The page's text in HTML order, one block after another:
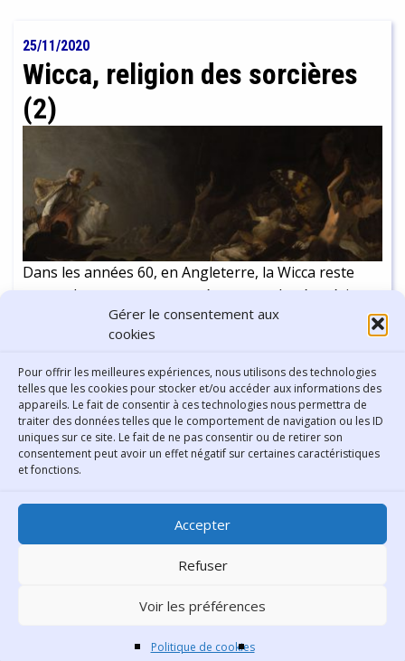
Gérer le consentement aux
cookies
Pour offrir les meilleures expériences, nous utilisons des technologies
telles que les cookies pour stocker et/ou accéder aux informations des
appareils. Le fait de consentir à ces technologies nous permettra de
traiter des données telles que le comportement de navigation ou les ID
uniques sur ce site. Le fait de ne pas consentir ou de retirer son
consentement peut avoir un effet négatif sur certaines caractéristiques
et fonctions.
Accepter
Refuser
Voir les préférences
Politique de cookies
25/11/2020
Wicca, religion des sorcières
(2)
Dans les années 60, en Angleterre, la Wicca reste
encore largement cantonnée aux cercles ésotériques
et néo païens. Mais au cours de la décennie suivante,
dans le bouillonnement social et intellectuel qui agite
la société américaine, elle va rencontrer, dans les
cercles féministes notamment, un terrain de
développement très favorable. Ses adeptes
marqueront de leur empreinte la pensée féministe
américaine, qui modifiera en retour profondément le
mouvement.
Continuer la lecture- 14 min
Bibliothèque municipale de
Lyon
30 Boulevard Vivier-Merle
Téléphone
Contacter le comité éditorial